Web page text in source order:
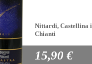
Nittardi, Castellina
Chianti
15,90 €